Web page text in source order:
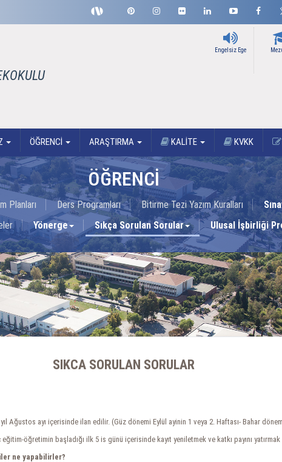
Engelsiz Ege
ÖĞRENCİ ARAŞTIRMA KALİTE KVKK
ÖĞRENCİ
Planları Ders Programları Bitirme Tezi Yazım Kuralları
Yönerge Sıkça Sorulan Sorular Ulusal İşbirliği
SIKCA SORULAN SORULAR
Ağustos ayı içerisinde ilan edilir. (Güz dönemi Eylül ayinin 1 veya 2. Haftası- Bahar
öğretimin başladığı ilk 5 is günü içerisinde kayıt yeniletmek ve katkı payını
ne yapabilirler?